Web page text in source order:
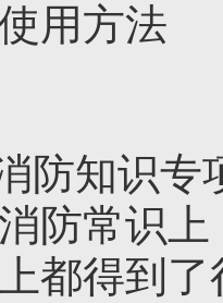
用方法
防知识专
防常识
都得到